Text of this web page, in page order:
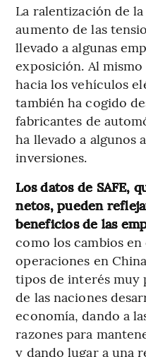
La ralentización de
aumento de las
llevado a algunas
exposición. Al
hacia los vehículos
también ha cogido
fabricantes de
ha llevado a
inversiones.
Los datos de SAFE,
netos, pueden
beneficios de las
como los cambios
operaciones en
tipos de interés muy
de las naciones
economía, dando a
razones para
y dando lugar a una